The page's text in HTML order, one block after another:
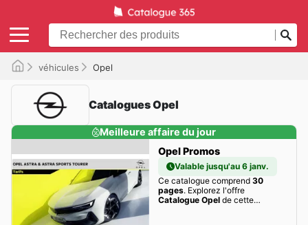
véhicules Opel
Catalogues Opel
Meilleure affaire du jour
Opel Promos
Valable jusqu'au 6 janv.
Ce catalogue comprend 30
pages. Explorez l'offre
Catalogue Opelde cette